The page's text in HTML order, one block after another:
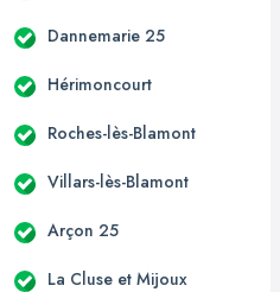
Dannemarie 25
Hérimoncourt
Roches-lès-Blamont
Villars-lès-Blamont
Arçon 25
La Cluse et Mijoux